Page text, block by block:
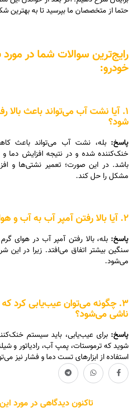
حتما از متخصصان ما بپرسید تا به بهترین
رایج‌ترین سوالات شما در مورد
خودرو:
1. آیا نشت آب می‌تواند باعث بالا
شود؟
پاسخ: بله، نشت آب می‌تواند باعث
خنک‌کننده شده و در نتیجه افزایش دما و
باشد. در این صورت؛ تعمیر نشتی‌ها و
مشکل را حل کند.
2. آیا بالا رفتن آمپر آب به آب و هوا مربوط می‌شود؟
پاسخ: بله، بالا رفتن آمپر آب در هوای
سنگین بیشتر اتفاق می‌افتد. زیرا در این
می‌شود.
3. چگونه می‌توان عیب‌یابی کرد
ناشی می‌شود؟
پاسخ: برای عیب‌یابی، باید سیستم
شوید که ترموستات، پمپ آب، رادیاتور و
استفاده از ابزارهای تست دما و فشار نیز
تاکنون دیدگاهی در مورد